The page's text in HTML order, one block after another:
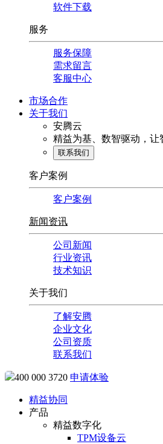
软件下载
服务
服务保障
需求留言
客服中心
市场合作
关于我们
安腾云
精益为基、数智驱动，让
联系我们
客户案例
客户案例
新闻资讯
公司新闻
行业资讯
技术知识
关于我们
了解安腾
企业文化
公司资质
联系我们
400 000 3720 申请体验
精益协同
产品
精益数字化
TPM设备云